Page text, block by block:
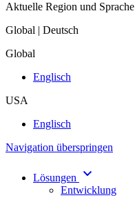
Aktuelle Region und Sprache
Global | Deutsch
Global
Englisch
USA
Englisch
Navigation überspringen
Lösungen
Entwicklung